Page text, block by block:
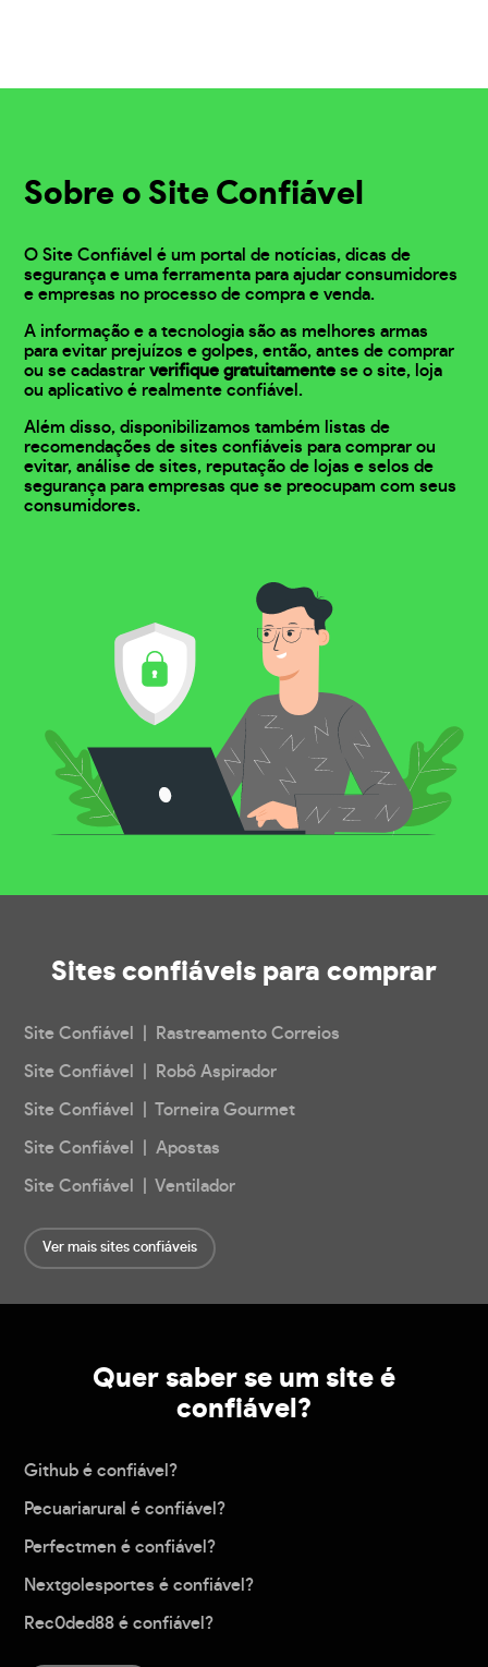
Sobre o Site Confiável
O Site Confiável é um portal de notícias, dicas de
segurança e uma ferramenta para ajudar consumidores
e empresas no processo de compra e venda.
A informação e a tecnologia são as melhores armas
para evitar prejuízos e golpes, então, antes de comprar
ou se cadastrarverifique gratuitamente se o site, loja
ou aplicativo é realmente confiável.
Além disso, disponibilizamos também listas de
recomendações de sites confiáveis para comprar ou
evitar, análise de sites, reputação de lojas e selos de
segurança para empresas que se preocupam com seus
consumidores.
Sites confiáveis para comprar
Site Confiável | Rastreamento Correios
Site Confiável | Robô Aspirador
Site Confiável | Torneira Gourmet
Site Confiável | Apostas
Site Confiável | Ventilador
Ver mais sites confiáveis
Quer saber se um site é
confiável?
Github é confiável?
Pecuariarural é confiável?
Perfectmen é confiável?
Nextgolesportes é confiável?
Rec0ded88 é confiável?